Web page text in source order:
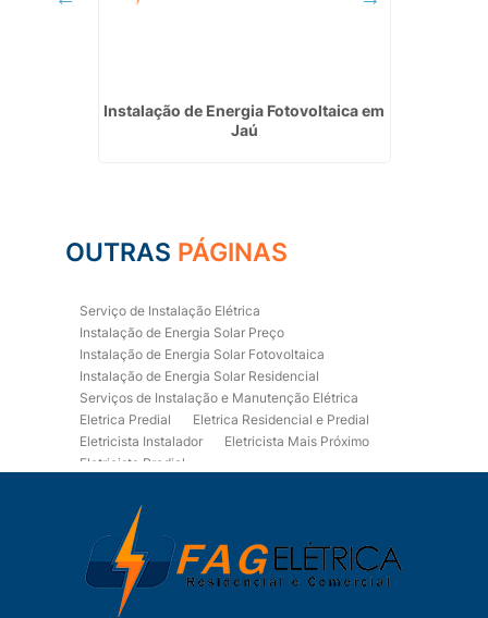
Instalação de Energia Fotovoltaica em
Jaú
OUTRAS PÁGINAS
Serviço de Instalação Elétrica
Instalação de Energia Solar Preço
Instalação de Energia Solar Fotovoltaica
Instalação de Energia Solar Residencial
Serviços de Instalação e Manutenção Elétrica
Eletrica Predial
Eletrica Residencial e Predial
Eletricista Instalador
Eletricista Mais Próximo
Eletricista Predial
Eletricista Residencial
Eletricista Residencial E Predial
Eletricistas de Manutenção
Empresa de Instalações Elétricas
Empresa de Manutenção Eletrica